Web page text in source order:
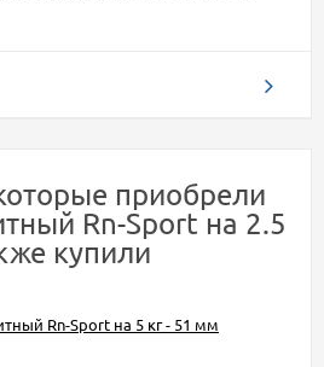
приобрели
Rn-Sport на 2.5
купили
Rn-Sport на 5 кг - 51 мм